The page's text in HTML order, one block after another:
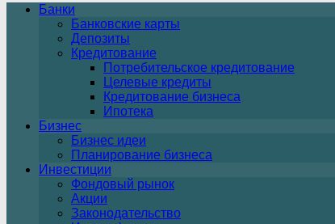
Банки
Банковские карты
Депозиты
Кредитование
Потребительское кредитование
Целевые кредиты
Кредитование бизнеса
Ипотека
Бизнес
Бизнес идеи
Планирование бизнеса
Инвестиции
Фондовый рынок
Акции
Законодательство